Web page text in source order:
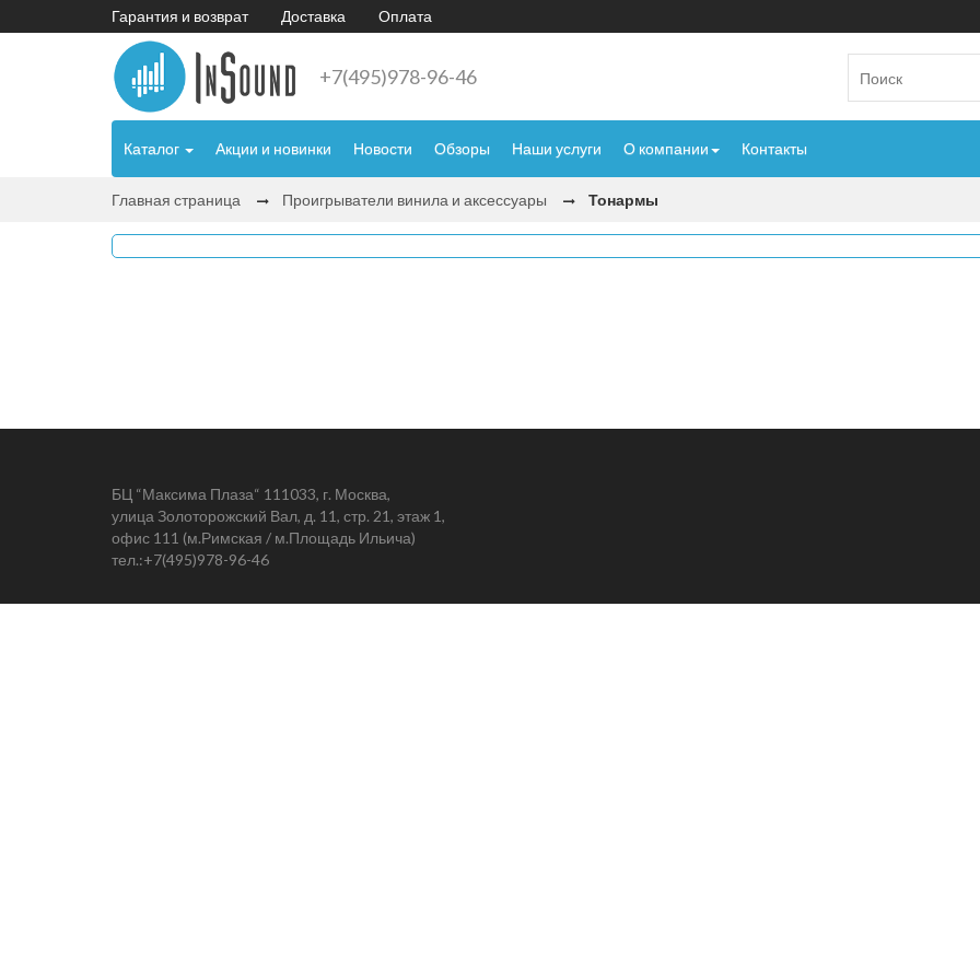
Гарантия и возврат Доставка Оплата
+7(495)978-96-46
Каталог Акции и новинки Новости Обзоры Наши услуги О компании Контакты
Главная страница Проигрыватели винила и аксессуары Тонармы
БЦ “Максима Плаза“ 111033, г. Москва,
улица Золоторожский Вал, д. 11, стр. 21, этаж 1,
офис 111 (м.Римская / м.Площадь Ильича)
тел.:+7(495)978-96-46